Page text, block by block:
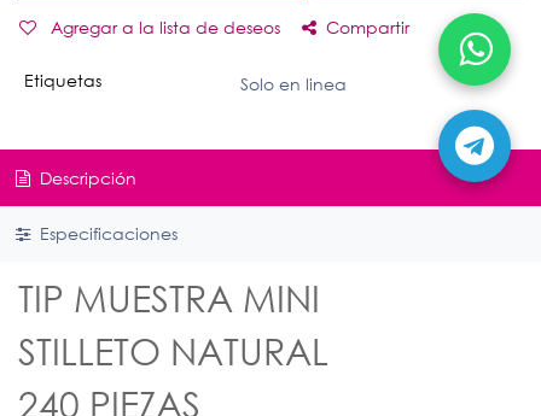
Agregar a la lista de deseos Compartir
Etiquetas Solo en linea
Descripción
Especificaciones
TIP MUESTRA MINI
STILLETO NATURAL
240 PIEZAS